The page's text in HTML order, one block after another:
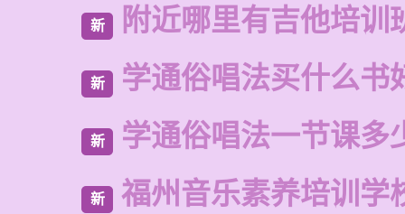
新 附近哪里有吉他培训
新 学通俗唱法买什么书
新 学通俗唱法一节课多
新 福州音乐素养培训学